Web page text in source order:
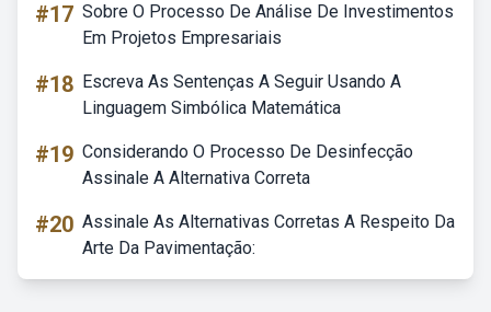
#17 Sobre O Processo De Análise De Investimentos
Em Projetos Empresariais
#18 Escreva As Sentenças A Seguir Usando A
Linguagem Simbólica Matemática
#19 Considerando O Processo De Desinfecção
Assinale A Alternativa Correta
#20 Assinale As Alternativas Corretas A Respeito Da
Arte Da Pavimentação: